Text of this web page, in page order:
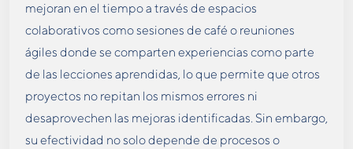
mejoran en el tiempo a través de espacios
colaborativos como sesiones de café o reuniones
ágiles donde se comparten experiencias como parte
de las lecciones aprendidas, lo que permite que otros
proyectos no repitan los mismos errores ni
desaprovechen las mejoras identificadas. Sin embargo,
su efectividad no solo depende de procesos o